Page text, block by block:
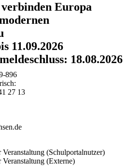
Europa
11.09.2026
18.08.2026
896
27 13
(Schulportalnutzer)
(Externe)